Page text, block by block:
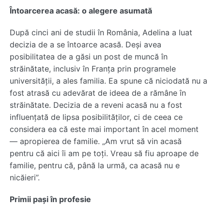
Întoarcerea acasă: o alegere asumată
După cinci ani de studii în România, Adelina a luat
decizia de a se întoarce acasă. Deși avea
posibilitatea de a găsi un post de muncă în
străinătate, inclusiv în Franța prin programele
universității, a ales familia. Ea spune că niciodată nu a
fost atrasă cu adevărat de ideea de a rămâne în
străinătate. Decizia de a reveni acasă nu a fost
influențată de lipsa posibilităților, ci de ceea ce
considera ea că este mai important în acel moment
— apropierea de familie. „Am vrut să vin acasă
pentru că aici îi am pe toți. Vreau să fiu aproape de
familie, pentru că, până la urmă, ca acasă nu e
nicăieri”.
Primii pași în profesie